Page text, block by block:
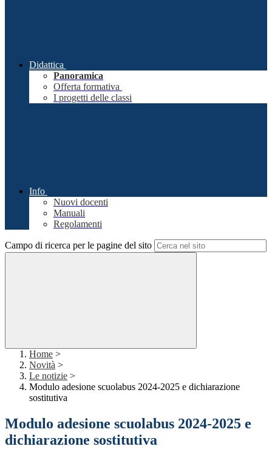
Didattica
Panoramica
Offerta formativa
I progetti delle classi
Info
Nuovi docenti
Manuali
Regolamenti
Campo di ricerca per le pagine del sito
Home >
Novità >
Le notizie >
Modulo adesione scuolabus 2024-2025 e dichiarazione
sostitutiva
Modulo adesione scuolabus 2024-2025 e
dichiarazione sostitutiva